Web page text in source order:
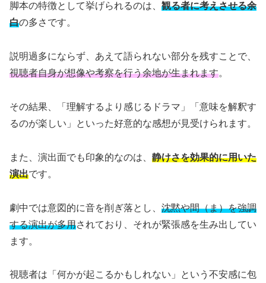
脚本の特徴として挙げられるのは、 観る者に考えさせる余
白の多さです。
説明過多にならず、あえて語られない部分を残すことで、
視聴者自身が想像や考察を行う余地が生まれます。
その結果、「理解するより感じるドラマ」「意味を解釈す
るのが楽しい」といった好意的な感想が見受けられます。
また、演出面でも印象的なのは、 静けさを効果的に用いた
演出です。
劇中では意図的に音を削ぎ落とし、 沈黙や間（ま）を強調
する演出が多用されており、それが緊張感を生み出してい
ます。
視聴者は「何かが起こるかもしれない」という不安感に包